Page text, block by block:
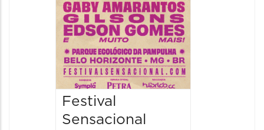
Festival
Sensacional